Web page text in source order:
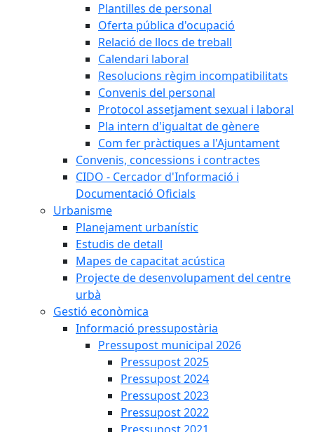
Plantilles de personal
Oferta pública d'ocupació
Relació de llocs de treball
Calendari laboral
Resolucions règim incompatibilitats
Convenis del personal
Protocol assetjament sexual i laboral
Pla intern d'igualtat de gènere
Com fer pràctiques a l'Ajuntament
Convenis, concessions i contractes
CIDO - Cercador d'Informació i
Documentació Oficials
Urbanisme
Planejament urbanístic
Estudis de detall
Mapes de capacitat acústica
Projecte de desenvolupament del centre
urbà
Gestió econòmica
Informació pressupostària
Pressupost municipal 2026
Pressupost 2025
Pressupost 2024
Pressupost 2023
Pressupost 2022